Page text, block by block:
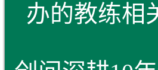
办的教练相